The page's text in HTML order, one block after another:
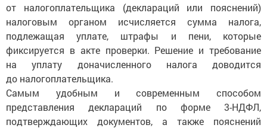
от налогоплательщика (деклараций или пояснений)
налоговым органом исчисляется сумма налога,
подлежащая уплате, штрафы и пени, которые
фиксируется в акте проверки. Решение и требование
на уплату доначисленного налога доводится
до налогоплательщика.
Самым удобным и современным способом
представления деклараций по форме 3-НДФЛ,
подтверждающих документов, а также пояснений